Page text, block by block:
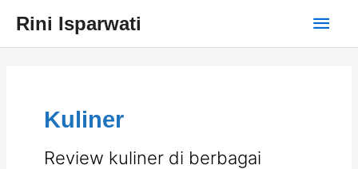
content
Rini Isparwati
Main
Kuliner
Review kuliner di berbagai